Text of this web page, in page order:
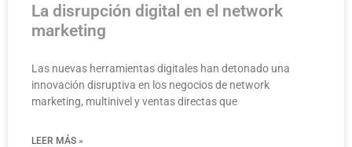
La disrupción digital en el network
marketing
Las nuevas herramientas digitales han detonado una
innovación disruptiva en los negocios de network
marketing, multinivel y ventas directas que
LEER MÁS »